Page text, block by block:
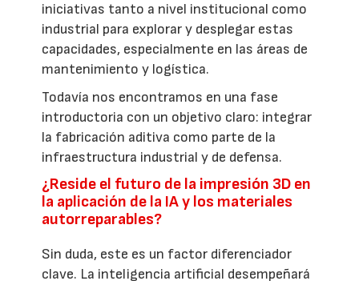
iniciativas tanto a nivel institucional como
industrial para explorar y desplegar estas
capacidades, especialmente en las áreas de
mantenimiento y logística.
Todavía nos encontramos en una fase
introductoria con un objetivo claro: integrar
la fabricación aditiva como parte de la
infraestructura industrial y de defensa.
¿Reside el futuro de la impresión 3D en
la aplicación de la IA y los materiales
autorreparables?
Sin duda, este es un factor diferenciador
clave. La inteligencia artificial desempeñará